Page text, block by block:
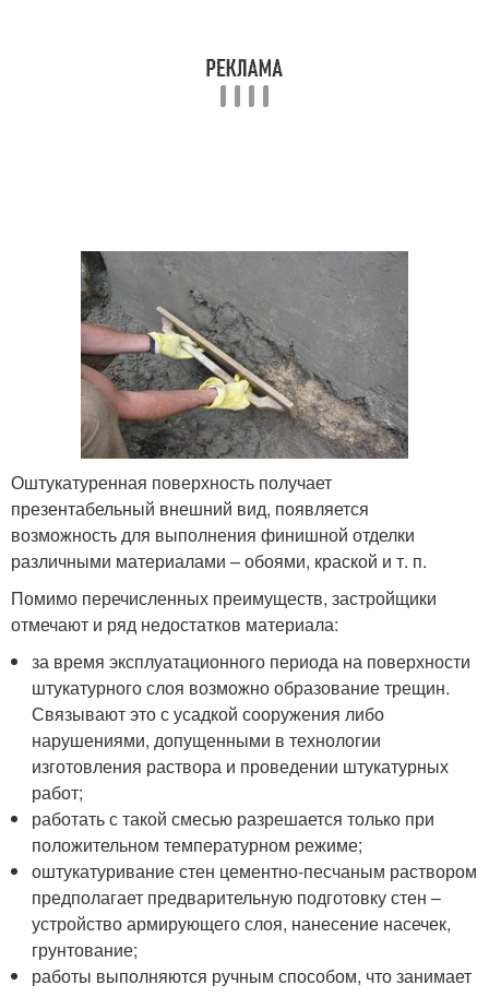
Оштукатуренная поверхность получает
презентабельный внешний вид, появляется
возможность для выполнения финишной отделки
различными материалами – обоями, краской и т. п.
Помимо перечисленных преимуществ, застройщики
отмечают и ряд недостатков материала:
за время эксплуатационного периода на поверхности
штукатурного слоя возможно образование трещин.
Связывают это с усадкой сооружения либо
нарушениями, допущенными в технологии
изготовления раствора и проведении штукатурных
работ;
работать с такой смесью разрешается только при
положительном температурном режиме;
оштукатуривание стен цементно-песчаным раствором
предполагает предварительную подготовку стен –
устройство армирующего слоя, нанесение насечек,
грунтование;
работы выполняются ручным способом, что занимает